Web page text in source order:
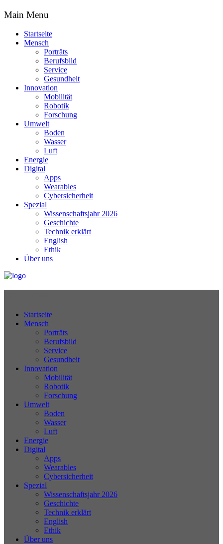
Main Menu
Startseite
Mensch
Porträts
Berufsbild
Service
Gesundheit
Innovation
Mobilität
Robotik
Forschung
Umwelt
Boden
Wasser
Luft
Energie
Digital
Apps
Wearables
Cybersicherheit
Spezial
Wissenschaftsjahr 2026
Geschichte
Technik erklärt
English
Ethik
Über uns
Startseite
Mensch
Porträts
Berufsbild
Service
Gesundheit
Innovation
Mobilität
Robotik
Forschung
Umwelt
Boden
Wasser
Luft
Energie
Digital
Apps
Wearables
Cybersicherheit
Spezial
Wissenschaftsjahr 2026
Geschichte
Technik erklärt
English
Ethik
Über uns